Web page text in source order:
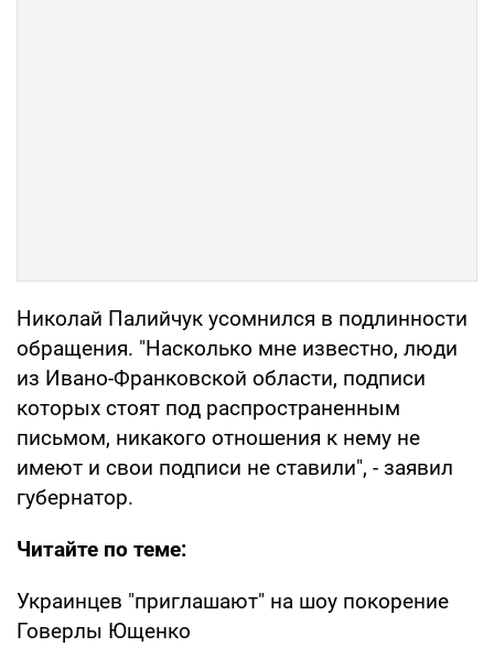
Николай Палийчук усомнился в подлинности
обращения. "Насколько мне известно, люди
из Ивано-Франковской области, подписи
которых стоят под распространенным
письмом, никакого отношения к нему не
имеют и свои подписи не ставили", - заявил
губернатор.
Читайте по теме:
Украинцев "приглашают" на шоу покорение
Говерлы Ющенко